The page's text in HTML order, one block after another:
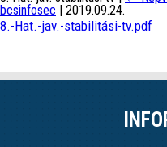
bcsinfosec | 2019.09.24.
8.-Hat.-jav.-stabilitási-tv.pdf